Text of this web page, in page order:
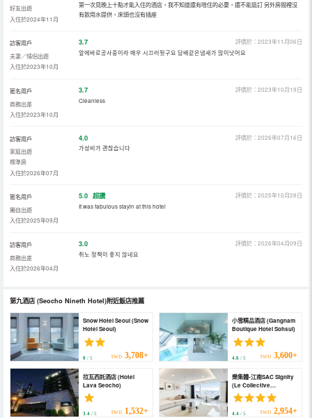
好友出遊
入住於2024年11月
第一次見晚上十點才能入住的酒店，我不知道還有啥住的必要，還不能退訂 另外房間裡沒
有飲用水提供，床頭也沒有插座
訪客用戶
夫妻／情侶出遊
入住於2023年10月
3.7
評價於：2023年11月06日
앞에바로공사중이라 매우 시끄러웟구요 담배같은냄새가 많이낫어요
匿名用戶
商務出差
入住於2023年10月
3.7
評價於：2023年10月19日
Cleanless
訪客用戶
家庭出遊
標準房
入住於2026年07月
4.0
評價於：2026年07月16日
가성비가 괜찮습니다
匿名用戶
獨自出遊
入住於2025年09月
5.0 超讚
評價於：2025年10月28日
It was fabulous stayin at this hotel
訪客用戶
商務出差
入住於2026年04月
3.0
評價於：2026年04月09日
취노 정책이 좋지 않네요
第九酒店(Seocho Nineth Hotel)附近飯店推薦
Snow Hotel Seoul (Snow
Hotel Seoul)
0 / 5 TWD 3,708+
小雪精品酒店 (Gangnam
Boutique Hotel Sohsul)
4.6/ 5 TWD 3,600+
拉瓦西託酒店 (Hotel
Lava Seocho)
3.4 / 5 TWD 1,532+
樂集體-江南SAC Signity
(Le Collective
Gangnam SAC Signity)
4.4/ 5 TWD 2,954+